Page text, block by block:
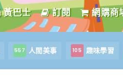
黃巴士 訂閱 網購商
557 人間美事 105 趣味學習